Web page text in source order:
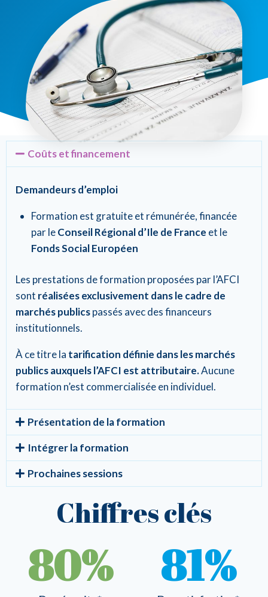
Coûts et financement
Demandeurs d’emploi
Formation est gratuite et rémunérée, financée
par leConseil Régional d’Ile de France et le
Fonds Social Européen
Les prestations de formation proposées par l’AFCI
sont réalisées exclusivement dans le cadre de
marchés publicspassés avec des financeurs
institutionnels.
À ce titre la tarification définie dans les marchés
publics auxquels l’AFCI est attributaire.Aucune
formation n’est commercialisée en individuel.
Présentation de la formation
Intégrer la formation
Prochaines sessions
Chiffres clés
80% 81%